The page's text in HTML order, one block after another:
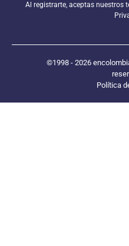
Al registrarte, aceptas nuestros
©1998 - 2026
Política